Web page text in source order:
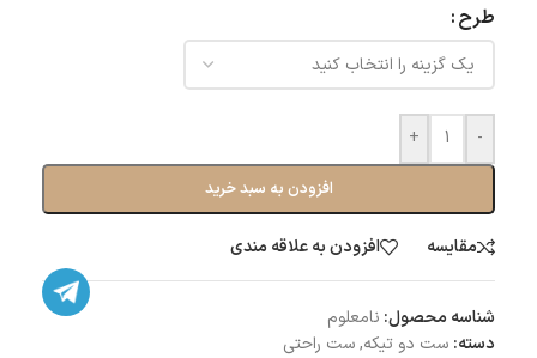
طرح
-
+
افزودن به سبد خرید
مقایسه افزودن به علاقه مندی
شناسه محصول: نامعلوم
دسته: ست دو تیکه,ست راحتی